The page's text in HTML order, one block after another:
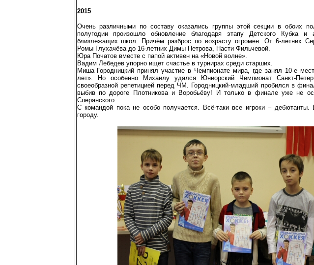
2015
Очень различными по составу оказались группы этой секции в обоих
полугодии произошло обновление благодаря этапу Детского Кубка и
близлежащих школ. Причём разброс по возрасту огромен. От 6-летних
Ромы Глухачёва до 16-летних Димы Петрова, Насти Фильчевой.
Юра Початов вместе с папой активен на «Новой волне».
Вадим Лебедев упорно ищет счастье в турнирах среди старших.
Миша Городницкий принял участие в Чемпионате мира, где занял 10-е
лет». Но особенно Михаилу удался Юниорский Чемпионат Санкт-
своеобразной репетицией перед ЧМ. Городницкий-младший пробился в
выбив по дороге Плотникова и Воробьёву! И только в финале уже не
Сперанского.
С командой пока не особо получается. Всё-таки все игроки – дебютанты.
городу.